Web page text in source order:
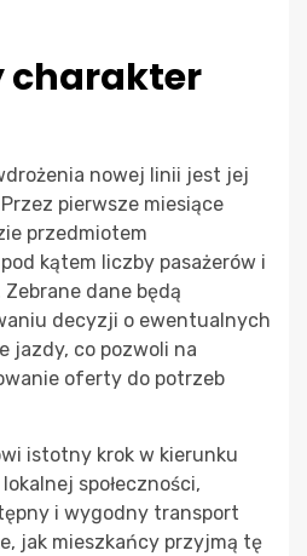
charakter
nowej linii jest jej
pierwsze miesiące
przedmiotem
kątem liczby pasażerów i
dane będą
decyzji o ewentualnych
jazdy, co pozwoli na
oferty do potrzeb
istotny krok w kierunku
społeczności,
i wygodny transport
jak mieszkańcy przyjmą tę